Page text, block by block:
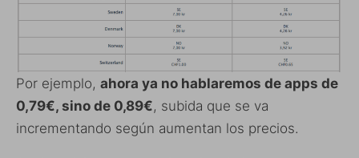
Por ejemplo, ahora ya no hablaremos de apps de
0,79€, sino de 0,89€, subida que se va
incrementando según aumentan los precios.